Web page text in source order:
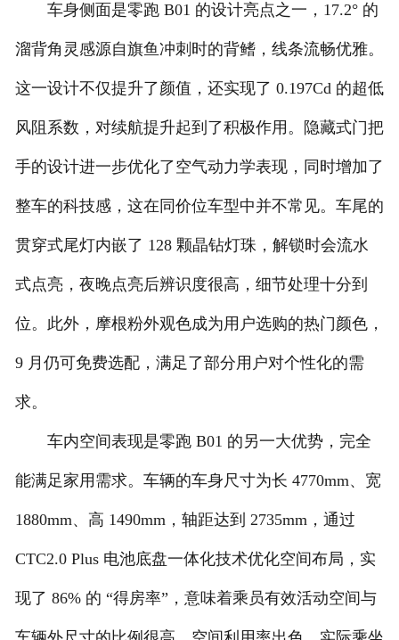
车身侧面是零跑 B01 的设计亮点之一，17.2° 的
溜背角灵感源自旗鱼冲刺时的背鳍，线条流畅优雅。
这一设计不仅提升了颜值，还实现了 0.197Cd 的超低
风阻系数，对续航提升起到了积极作用。隐藏式门把
手的设计进一步优化了空气动力学表现，同时增加了
整车的科技感，这在同价位车型中并不常见。车尾的
贯穿式尾灯内嵌了 128 颗晶钻灯珠，解锁时会流水
式点亮，夜晚点亮后辨识度很高，细节处理十分到
位。此外，摩根粉外观色成为用户选购的热门颜色，
9 月仍可免费选配，满足了部分用户对个性化的需
求。
车内空间表现是零跑 B01 的另一大优势，完全
能满足家用需求。车辆的车身尺寸为长 4770mm、宽
1880mm、高 1490mm，轴距达到 2735mm，通过
CTC2.0 Plus 电池底盘一体化技术优化空间布局，实
现了 86% 的 “得房率”，意味着乘员有效活动空间与